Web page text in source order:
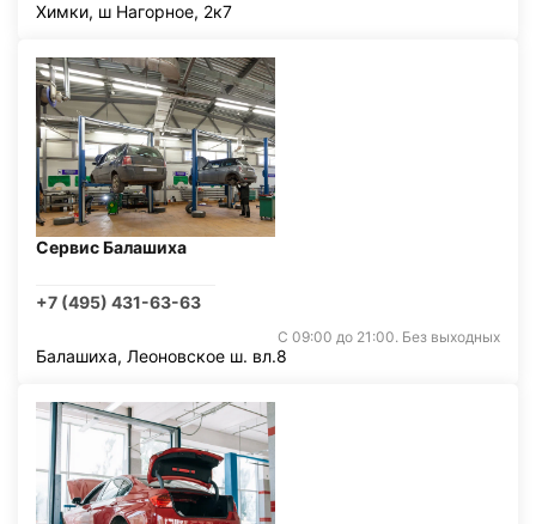
Химки, ш Нагорное, 2к7
Сервис Балашиха
+7 (495) 431-63-63
С 09:00 до 21:00. Без выходных
Балашиха, Леоновское ш. вл.8